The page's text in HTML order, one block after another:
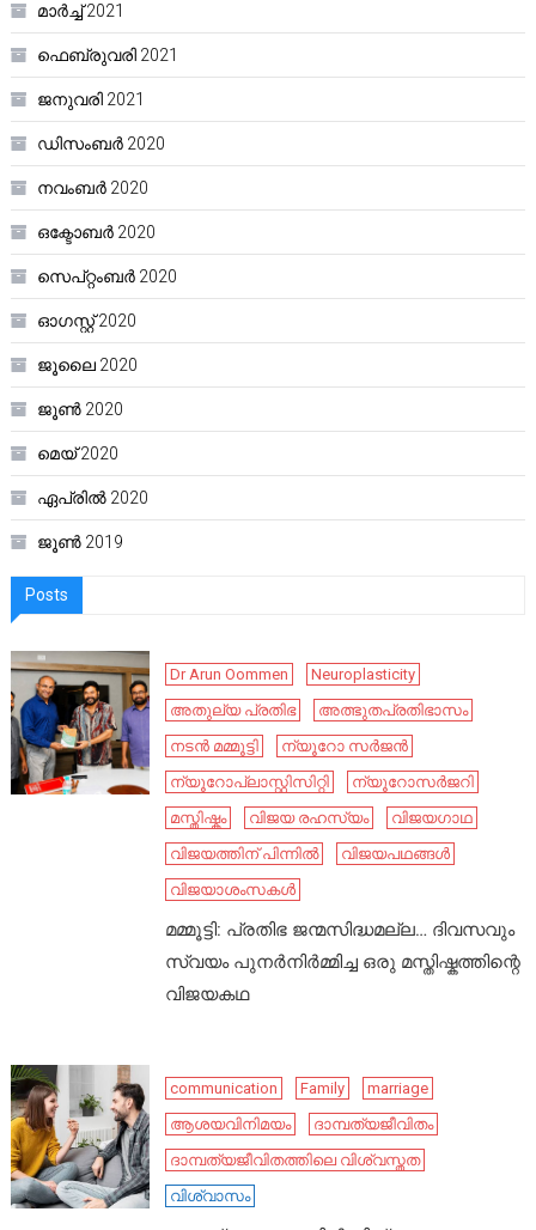
മാർച്ച്‌ 2021
ഫെബ്രുവരി 2021
ജനുവരി 2021
ഡിസംബർ 2020
നവംബർ 2020
ഒക്ടോബർ 2020
സെപ്റ്റംബർ 2020
ഓഗസ്റ്റ്‌ 2020
ജൂലൈ 2020
ജൂൺ 2020
മെയ്‌ 2020
ഏപ്രിൽ 2020
ജൂൺ 2019
Posts
Dr Arun Oommen
Neuroplasticity
അതുല്യ പ്രതിഭ
അത്ഭുതപ്രതിഭാസം
നടൻ മമ്മൂട്ടി
ന്യൂറോ സർജൻ
ന്യൂറോപ്ലാസ്റ്റിസിറ്റി
ന്യൂറോസർജറി
മസ്തിഷ്കം
വിജയ രഹസ്യം
വിജയഗാഥ
വിജയത്തിന് പിന്നിൽ
വിജയപഥങ്ങൾ
വിജയാശംസകൾ
മമ്മൂട്ടി: പ്രതിഭ ജന്മസിദ്ധമല്ല… ദിവസവും
സ്വയം പുനർനിർമ്മിച്ച ഒരു മസ്തിഷ്കത്തിന്റെ
വിജയകഥ
communication Family
marriage
ആശയവിനിമയം
ദാമ്പത്യജീവിതം
ദാമ്പത്യജീവിതത്തിലെ വിശ്വസ്തത
വിശ്വാസം